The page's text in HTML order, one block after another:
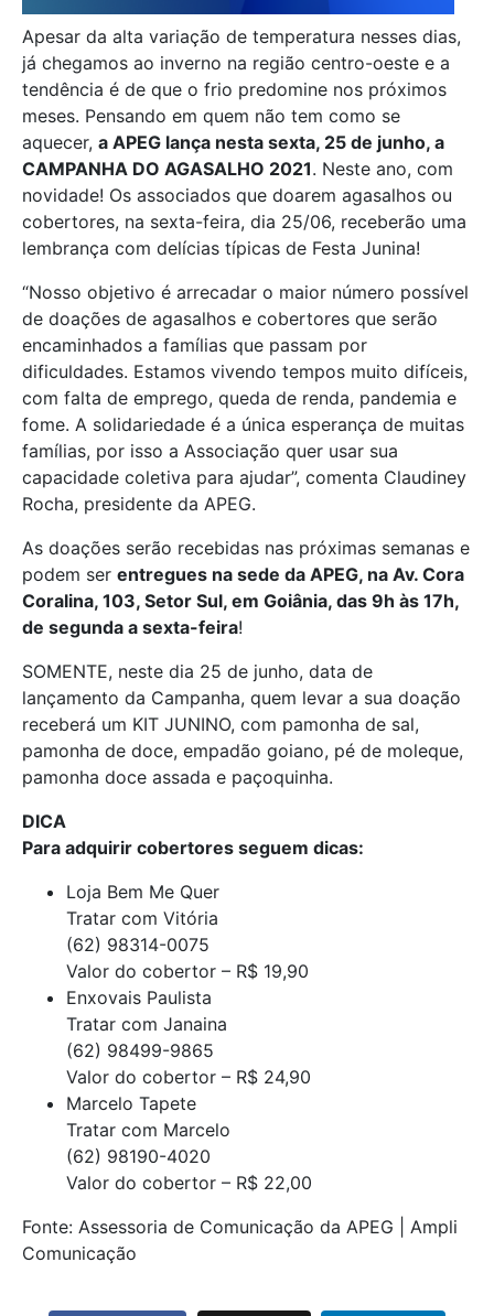
Apesar da alta variação de temperatura nesses dias,
já chegamos ao inverno na região centro-oeste e a
tendência é de que o frio predomine nos próximos
meses. Pensando em quem não tem como se
aquecer, a APEG lança nesta sexta, 25 de junho, a
CAMPANHA DO AGASALHO 2021. Neste ano, com
novidade! Os associados que doarem agasalhos ou
cobertores, na sexta-feira, dia 25/06, receberão uma
lembrança com delícias típicas de Festa Junina!
“Nosso objetivo é arrecadar o maior número possível
de doações de agasalhos e cobertores que serão
encaminhados a famílias que passam por
dificuldades. Estamos vivendo tempos muito difíceis,
com falta de emprego, queda de renda, pandemia e
fome. A solidariedade é a única esperança de muitas
famílias, por isso a Associação quer usar sua
capacidade coletiva para ajudar”, comenta Claudiney
Rocha, presidente da APEG.
As doações serão recebidas nas próximas semanas e
podem ser entregues na sede da APEG, na Av. Cora
Coralina, 103, Setor Sul, em Goiânia, das 9h às 17h,
de segunda a sexta-feira!
SOMENTE, neste dia 25 de junho, data de
lançamento da Campanha, quem levar a sua doação
receberá um KIT JUNINO, com pamonha de sal,
pamonha de doce, empadão goiano, pé de moleque,
pamonha doce assada e paçoquinha.
DICA
Para adquirir cobertores seguem dicas:
Loja Bem Me Quer
Tratar com Vitória
(62) 98314-0075
Valor do cobertor – R$ 19,90
Enxovais Paulista
Tratar com Janaina
(62) 98499-9865
Valor do cobertor – R$ 24,90
Marcelo Tapete
Tratar com Marcelo
(62) 98190-4020
Valor do cobertor – R$ 22,00
Fonte: Assessoria de Comunicação da APEG | Ampli
Comunicação